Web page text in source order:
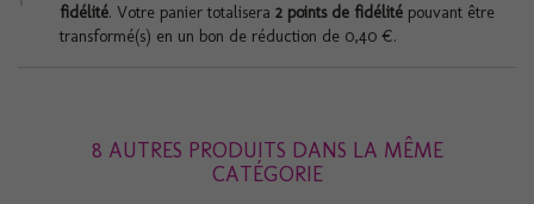
fidélité. Votre panier totalisera 2 points de fidélité pouvant être
transformé(s) en un bon de réduction de 0,40 €.
8 AUTRES PRODUITS DANS LA MÊME
CATÉGORIE